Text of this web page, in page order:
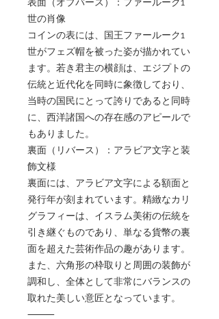
世の肖像
コインの表には、国王ファールーク1
世がフェズ帽を被った姿が描かれてい
ます。若き君主の横顔は、エジプトの
伝統と近代化を同時に象徴しており、
当時の国民にとって誇りであると同時
に、西洋諸国への存在感のアピールで
もありました。
裏面（リバース）：アラビア文字と装
飾文様
裏面には、アラビア文字による額面と
発行年が刻まれています。精緻なカリ
グラフィーは、イスラム美術の伝統を
引き継ぐものであり、単なる貨幣の裏
面を超えた芸術作品の趣があります。
また、六角形の枠取りと周囲の装飾が
調和し、全体として非常にバランスの
取れた美しい意匠となっています。
⸻